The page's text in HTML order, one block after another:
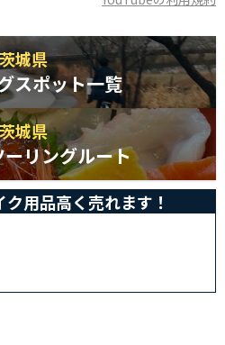
茨城県
スポット一覧
茨城県
リングルート
用品高く売れます！